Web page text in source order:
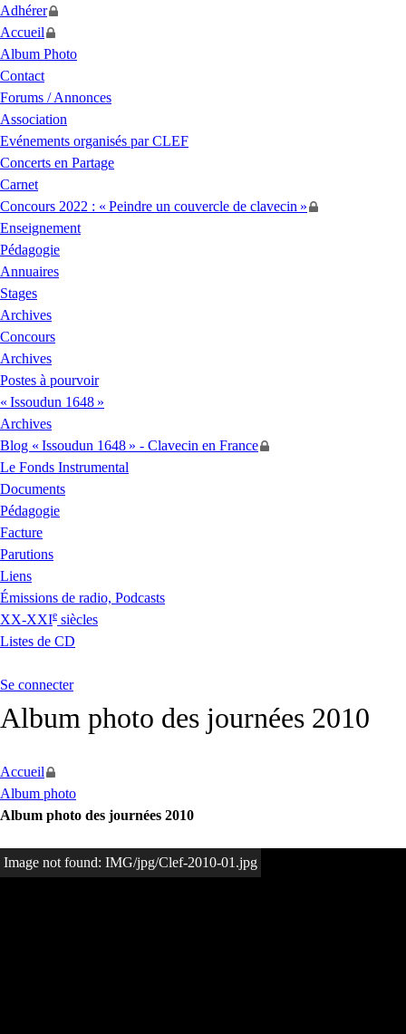
Adhérer
Accueil
Album Photo
Contact
Forums / Annonces
Association
Evénements organisés parCLEF
Concerts en Partage
Carnet
Concours 2022 : « Peindre un couvercle de clavecin »
Enseignement
Pédagogie
Annuaires
Stages
Archives
Concours
Archives
Postes à pourvoir
« Issoudun 1648 »
Archives
Blog « Issoudun 1648 » - Clavecin en France
Le Fonds Instrumental
Documents
Pédagogie
Facture
Parutions
Liens
Émissions de radio, Podcasts
XX-XXIe siècles
Listes de CD
Se connecter
Album photo des journées 2010
Accueil
Album photo
Album photo des journées 2010
Image not found: IMG/jpg/Clef-2010-01.jpg